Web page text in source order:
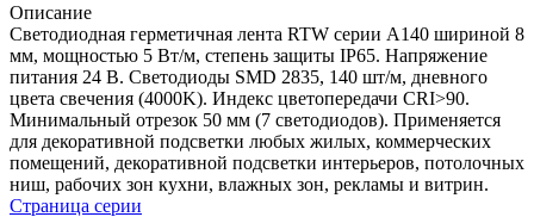
Описание
Светодиодная герметичная лента RTW серии A140 шириной 8
мм, мощностью 5 Вт/м, степень защиты IP65. Напряжение
питания 24 В. Светодиоды SMD 2835, 140 шт/м, дневного
цвета свечения (4000K). Индекс цветопередачи CRI>90.
Минимальный отрезок 50 мм (7 светодиодов). Применяется
для декоративной подсветки любых жилых, коммерческих
помещений, декоративной подсветки интерьеров, потолочных
ниш, рабочих зон кухни, влажных зон, рекламы и витрин.
Страница серии